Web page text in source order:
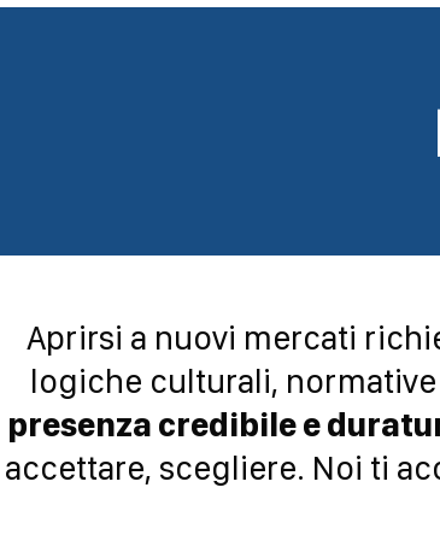
Aprirsi a nuovi mercati
logiche culturali,
presenza credibile e
accettare, scegliere. Noi ti